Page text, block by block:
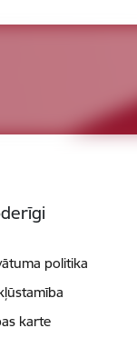
politika
karte